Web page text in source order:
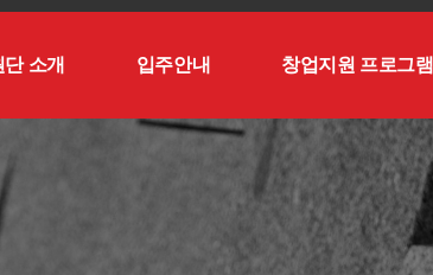
소개 입주안내 창업지원 프로그램